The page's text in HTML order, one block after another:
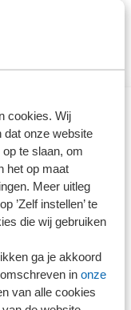
cookies. Wij
dat onze website
te slaan, om
het op maat
Meer uitleg
’Zelf instellen’ te
die wij gebruiken
ga je akkoord
in onze
van alle cookies